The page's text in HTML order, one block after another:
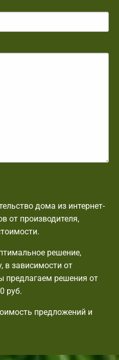
дома из интернет-
от производителя,
решение,
в зависимости от
решения от
руб.
предложений и